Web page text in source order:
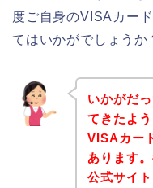
度ご自身のVISAカー
てはいかがでしょうか
いかがだ
てきたよ
VISAカー
あります
公式サイ